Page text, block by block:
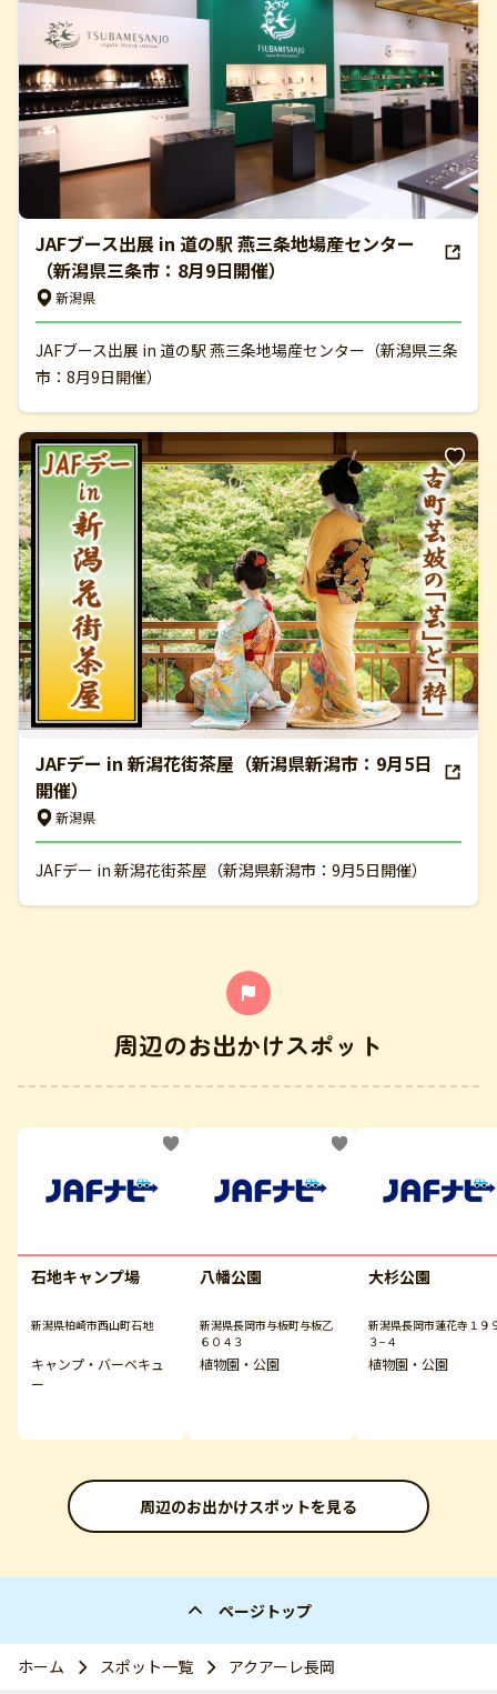
JAFブース出展 in 道の駅 燕三条地場産センター
（新潟県三条市：8月9日開催）
新潟県
JAFブース出展 in 道の駅 燕三条地場産センター（新潟県三条
市：8月9日開催）
JAFデー in 新潟花街茶屋（新潟県新潟市：9月5日
開催）
新潟県
JAFデー in 新潟花街茶屋（新潟県新潟市：9月5日開催）
周辺のお出かけスポット
石地キャンプ場
新潟県柏崎市西山町石地
キャンプ・バーベキュ
ー
八幡公園
新潟県長岡市与板町与板乙
６０４３
植物園・公園
大杉公園
新潟県長岡市蓮花寺１９
３−４
植物園・公園
周辺のお出かけスポットを見る
ページトップ
ホーム スポット一覧 アクアーレ長岡